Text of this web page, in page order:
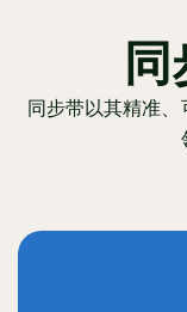
同步带以其精准